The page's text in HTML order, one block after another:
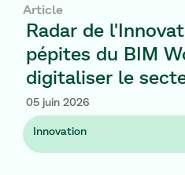
Radar de l'Innovation :
Article
Radar de
pépites du BIM
digitaliser le
05 juin 2026
Innovation